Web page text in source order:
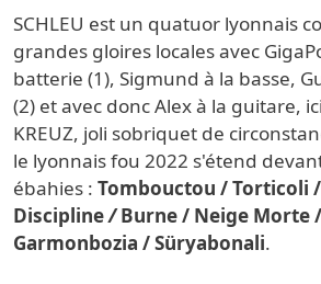
SCHLEU est un quatuor lyonnais
grandes gloires locales avec
batterie (1), Sigmund à la basse,
(2) et avec donc Alex à la guitare,
KREUZ, joli sobriquet de
le lyonnais fou 2022 s'étend
ébahies : Tombouctou / Torticoli
Discipline/Burne / Neige Morte
Garmonbozia / Süryabonali.